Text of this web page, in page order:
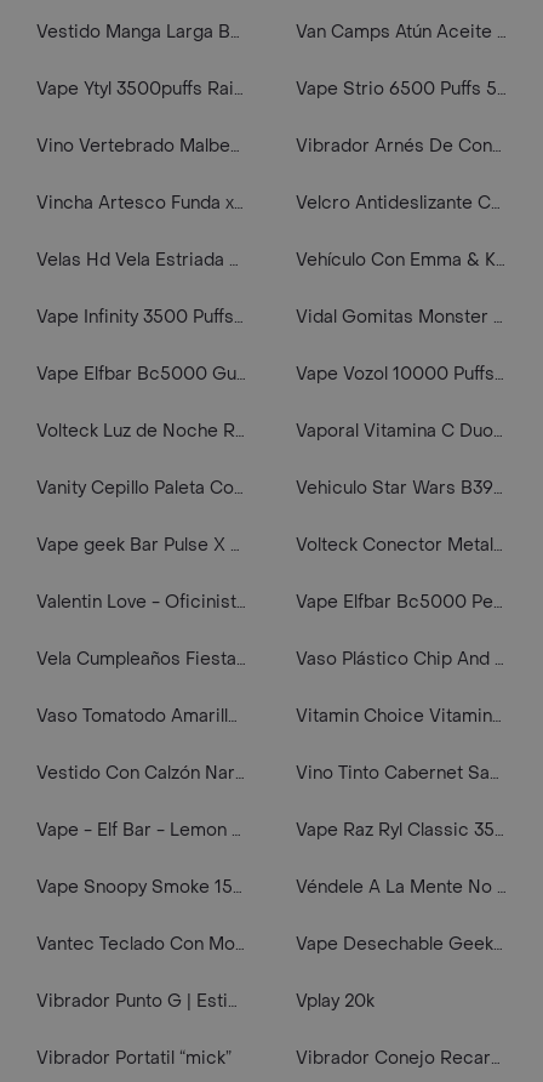
Vestido Manga Larga Beige 3 M Van Camps Atún Aceite Lomito
Vape Ytyl 3500puffs Rainbow Candy Vape Strio 6500 Puffs 5% Nic. Fruit Trail Eb Design Elfbar
Vino Vertebrado Malbec Viña Los Chocos Vibrador Arnés De Conejo Con Control
Vincha Artesco Funda x 10 Velcro Antideslizante Cuadrado Blanco 12'
Velas Hd Vela Estriada 200 Redonda 5 x 10 cm Blanco Vehículo Con Emma & Kitt-10
Vape Infinity 3500 Puffs Original 5% Salt Nic fume desechable mint Ice Vidal Gomitas Monster Mix Doypack
Vape Elfbar Bc5000 Gumi 5000 Puffs 5% Nic Vape Vozol 10000 Puffs Frozen Strawberry Kiwi , 5% Nic.
Volteck Luz de Noche Ref 500181 Vaporal Vitamina C Duo Efervescentes
Vanity Cepillo Paleta Cojinete Masajeador Vehiculo Star Wars B3929/As03
Vape geek Bar Pulse X 25000 puffs grapefruit Refresher 5% Nic. Volteck Conector Metal Tubo Conduit 1"
Valentin Love - Oficinistas - Cupcake Y Mini Ramo Vape Elfbar Bc5000 Peach Mango Watermelon
Vela Cumpleaños Fiesta No. 8 Vaso Plástico Chip And Dale Miniso
Vaso Tomatodo Amarillo 01902.A Funky Fish Vitamin Choice Vitamina C/Zinc (1000 mg)
Vestido Con Calzón Naranja 9 M Vino Tinto Cabernet Sauvignon Chileno Viña Maipo 750ml
Vape - Elf Bar - Lemon Mint - 3000 Puffs Vape Raz Ryl Classic 35k Banana Ice
Vape Snoopy Smoke 15k Triple Berry Ice Véndele A La Mente No A La Gente
Vantec Teclado Con Mouse Ergonómico VT-CM500 Vape Desechable Geek Bar Pulse X 25000 Puffs (blue Razz Ice)
Vibrador Punto G | Estimulación Dual Suave | Alyssa Vplay 20k
Vibrador Portatil “mick” Vibrador Conejo Recargable “hugo”